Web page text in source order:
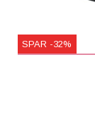
SPAR -32%